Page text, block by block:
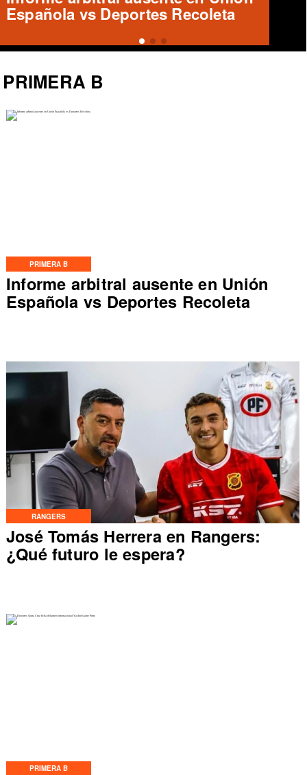
PRIMERA B
Informe arbitral ausente en Unión
Española vs Deportes Recoleta
RANGERS
José Tomás Herrera en Rangers:
¿Qué futuro le espera?
PRIMERA B
¿Qué futuro le espera?
PRIMERA B